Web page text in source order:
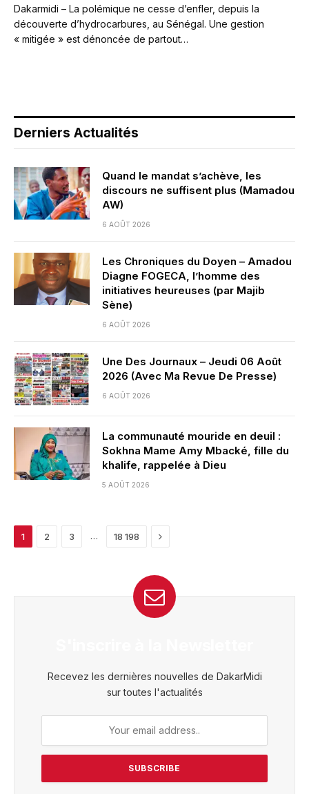
Dakarmidi – La polémique ne cesse d’enfler, depuis la
découverte d’hydrocarbures, au Sénégal. Une gestion
« mitigée » est dénoncée de partout…
Derniers Actualités
Quand le mandat s’achève, les
discours ne suffisent plus (Mamadou
AW)
6 AOÛT 2026
Les Chroniques du Doyen – Amadou
Diagne FOGECA, l’homme des
initiatives heureuses (par Majib
Sène)
6 AOÛT 2026
Une Des Journaux – Jeudi 06 Août
2026 (Avec Ma Revue De Presse)
6 AOÛT 2026
La communauté mouride en deuil :
Sokhna Mame Amy Mbacké, fille du
khalife, rappelée à Dieu
5 AOÛT 2026
1 2 3 … 18 198 Next
Recevez les dernières nouvelles de DakarMidi
sur toutes l'actualités